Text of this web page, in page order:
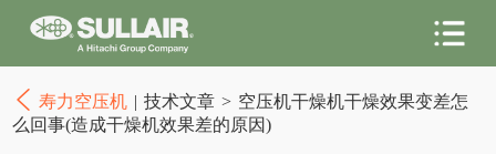
寿力空压机 | 技术文章 > 空压机干燥机干燥效果变差怎
么回事(造成干燥机效果差的原因)